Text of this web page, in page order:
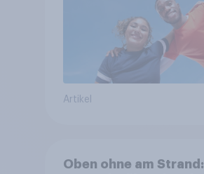
Artikel
Oben ohne am Strand: